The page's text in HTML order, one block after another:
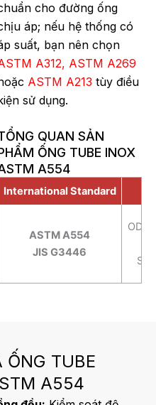
cho đường ống
áp; nếu hệ thống có
suất, bạn nên chọn
A312, ASTM A269
ASTM A213 tùy điều
sử dụng.
QUAN SẢN
ỐNG TUBE INOX
A554
International Standard
ASTM A554
JIS G3446
OD:
TUBE
A554